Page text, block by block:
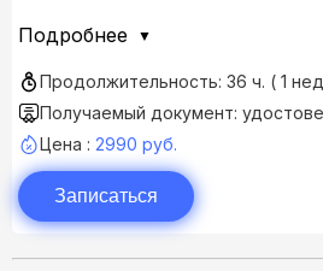
Подробнее
Продолжительность: 36 ч. ( 1
Получаемый документ:
Цена : 2990 руб.
Записаться